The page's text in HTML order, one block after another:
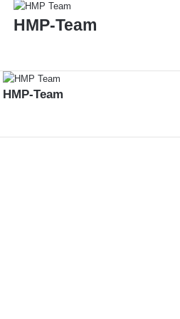
HMP-Team
HMP-Team